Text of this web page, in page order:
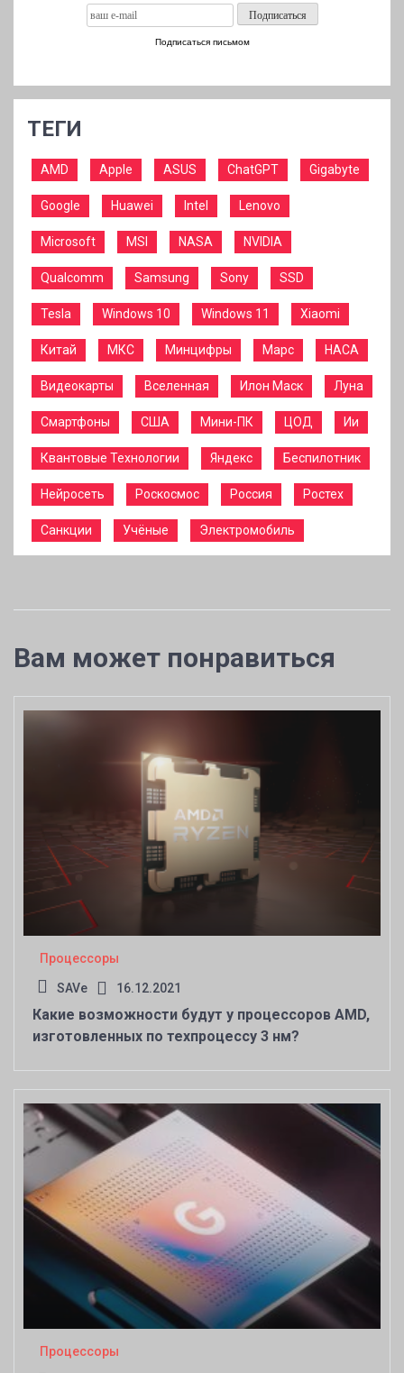
Подписаться письмом
ТЕГИ
AMD Apple ASUS ChatGPT Gigabyte
Google Huawei Intel Lenovo
Microsoft MSI NASA NVIDIA
Qualcomm Samsung Sony SSD
Tesla Windows 10 Windows 11 Xiaomi
Китай МКС Минцифры Марс НАСА
Видеокарты Вселенная Илон Маск Луна
Смартфоны США Мини-ПК ЦОД Ии
Квантовые Технологии Яндекс Беспилотник
Нейросеть Роскосмос Россия Ростех
Санкции Учёные Электромобиль
Вам может понравиться
Процессоры
SAVe 16.12.2021
Какие возможности будут у процессоров AMD,
изготовленных по техпроцессу 3 нм?
Процессоры